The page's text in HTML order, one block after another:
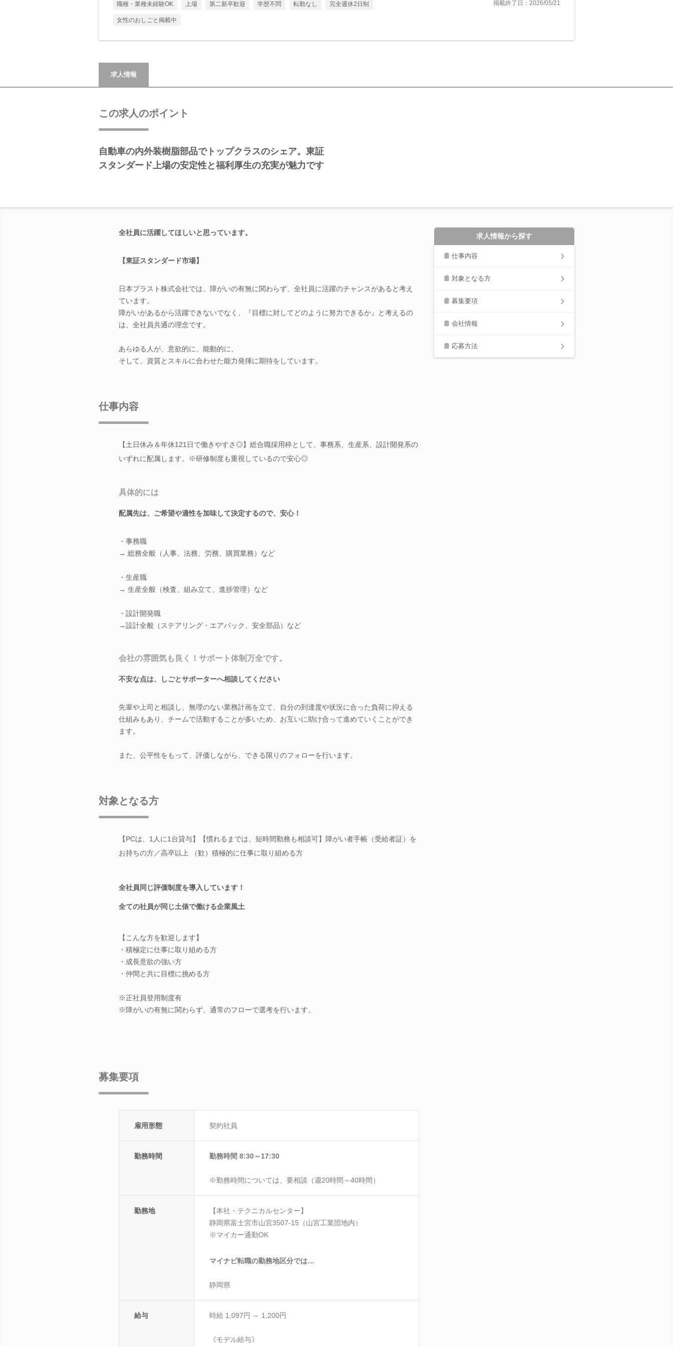
職種・業種未経験OK 上場 第二新卒歓迎 学歴不問 転勤なし 完全週休2日制
女性のおしごと掲載中
掲載終了日：2026/05/21
求人情報
この求人のポイント
自動車の内外装樹脂部品でトップクラスのシェア。東証
スタンダード上場の安定性と福利厚生の充実が魅力です
全社員に活躍してほしいと思っています。
【東証スタンダード市場】
日本プラスト株式会社では、障がいの有無に関わらず、全社員に活躍のチャンスがあると考え
ています。
障がいがあるから活躍できないでなく、『目標に対してどのように努力できるか』と考えるの
は、全社員共通の理念です。
あらゆる人が、意欲的に、能動的に、
そして、資質とスキルに合わせた能力発揮に期待をしています。
仕事内容
【土日休み＆年休121日で働きやすさ◎】総合職採用枠として、事務系、生産系、設計開発系の
いずれに配属します。※研修制度も重視しているので安心◎
具体的には
配属先は、ご希望や適性を加味して決定するので、安心！
・事務職
→ 総務全般（人事、法務、労務、購買業務）など
・生産職
→ 生産全般（検査、組み立て、進捗管理）など
・設計開発職
→設計全般（ステアリング・エアバック、安全部品）など
会社の雰囲気も良く！サポート体制万全です。
不安な点は、しごとサポーターへ相談してください
先輩や上司と相談し、無理のない業務計画を立て、自分の到達度や状況に合った負荷に抑える
仕組みもあり、チームで活動することが多いため、お互いに助け合って進めていくことができ
ます。
また、公平性をもって、評価しながら、できる限りのフォローを行います。
対象となる方
【PCは、1人に1台貸与】【慣れるまでは、短時間勤務も相談可】障がい者手帳（受給者証）を
お持ちの方／高卒以上 （歓）積極的に仕事に取り組める方
全社員同じ評価制度を導入しています！
全ての社員が同じ土俵で働ける企業風土
【こんな方を歓迎します】
・積極定に仕事に取り組める方
・成長意欲の強い方
・仲間と共に目標に挑める方
※正社員登用制度有
※障がいの有無に関わらず、通常のフローで選考を行います。
募集要項
雇用形態 契約社員
勤務時間 勤務時間 8:30～17:30
※勤務時間については、要相談（週20時間～40時間）
勤務地
【本社・テクニカルセンター】
静岡県富士宮市山宮3507-15（山宮工業団地内）
※マイカー通勤OK
マイナビ転職の勤務地区分では…
静岡県
給与 時給 1,097円 ～ 1,200円
《モデル給与》
求人情報から探す
仕事内容
対象となる方
募集要項
会社情報
応募方法